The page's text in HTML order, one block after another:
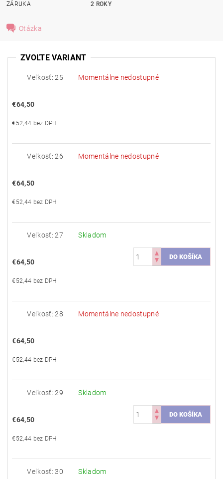
ZÁRUKA
2 ROKY
Otázka
ZVOĽTE VARIANT
Veľkosť: 25 Momentálne nedostupné
€64,50
€52,44 bez DPH
Veľkosť: 26 Momentálne nedostupné
€64,50
€52,44 bez DPH
Veľkosť: 27 Skladom
€64,50
€52,44 bez DPH
Veľkosť: 28 Momentálne nedostupné
€64,50
€52,44 bez DPH
Veľkosť: 29 Skladom
€64,50
€52,44 bez DPH
Veľkosť: 30 Skladom